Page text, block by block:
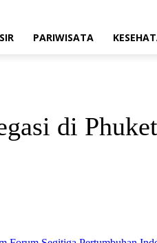
PARIWISATA
di